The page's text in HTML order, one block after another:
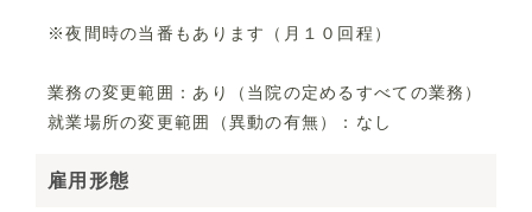
※夜間時の当番もあります（月１０回程）
業務の変更範囲：あり（当院の定めるすべての業務）
就業場所の変更範囲（異動の有無）：なし
雇用形態